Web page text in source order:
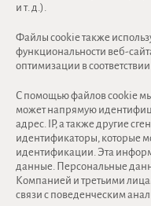
и т. д.).
Файлы cookie также
функциональности веб-
оптимизации в
С помощью файлов cookie
может напрямую
адрес. IP, а также другие
идентификаторы, которые
идентификации. Эта
данные. Персональные
Компанией и третьими
связи с поведенческим